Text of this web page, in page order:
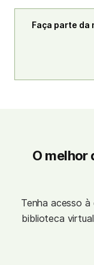
Faça parte da
O melhor
Tenha acesso
biblioteca